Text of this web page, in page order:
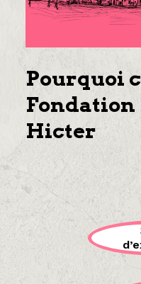
Pourquoi
Hicter